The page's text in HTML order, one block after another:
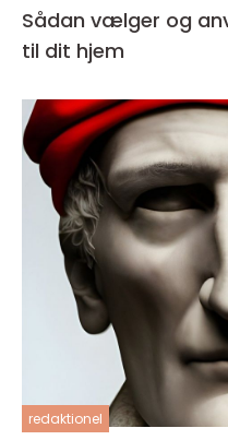
Sådan vælger og
til dit hjem
redaktionel